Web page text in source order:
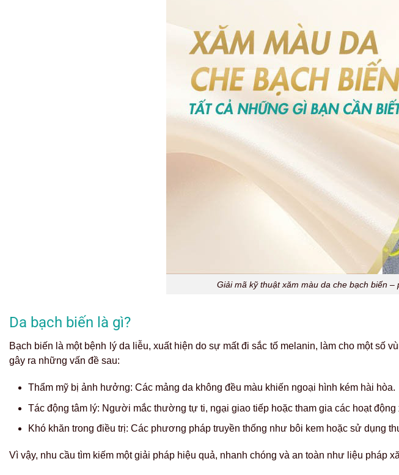
Giải mã kỹ thuật xăm màu da che bạch biến
Da bạch biến là gì?
Bạch biến là một bệnh lý da liễu, xuất hiện do sự mất đi sắc tố melanin, làm cho một
gây ra những vấn đề sau:
Thẩm mỹ bị ảnh hưởng: Các mảng da không đều màu khiến ngoại hình kém hài hòa.
Tác động tâm lý: Người mắc thường tự ti, ngại giao tiếp hoặc tham gia các hoạt động
Khó khăn trong điều trị: Các phương pháp truyền thống như bôi kem hoặc sử dụng
Vì vậy, nhu cầu tìm kiếm một giải pháp hiệu quả, nhanh chóng và an toàn như liệu pháp